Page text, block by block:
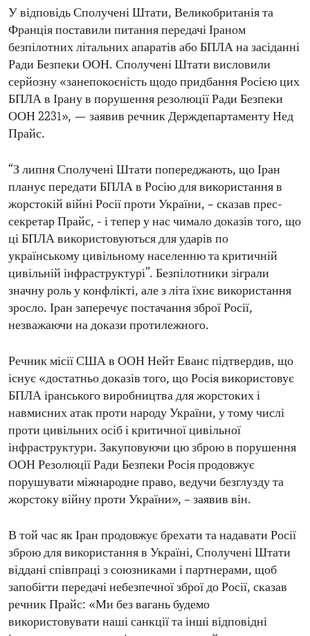
У відповідь Сполучені Штати, Великобританія та
Франція поставили питання передачі Іраном
безпілотних літальних апаратів або БПЛА на засіданні
Ради Безпеки ООН. Сполучені Штати висловили
серйозну «занепокоєність щодо придбання Росією цих
БПЛА в Ірану в порушення резолюції Ради Безпеки
ООН 2231», — заявив речник Держдепартаменту Нед
Прайс.
“З липня Сполучені Штати попереджають, що Іран
планує передати БПЛА в Росію для використання в
жорстокій війні Росії проти України, – сказав прес-
секретар Прайс, - і тепер у нас чимало доказів того, що
ці БПЛА використовуються для ударів по
українському цивільному населенню та критичній
цивільній інфраструктурі”. Безпілотники зіграли
значну роль у конфлікті, але з літа їхнє використання
зросло. Іран заперечує постачання зброї Росії,
незважаючи на докази протилежного.
Речник місії США в ООН Нейт Еванс підтвердив, що
існує «достатньо доказів того, що Росія використовує
БПЛА іранського виробництва для жорстоких і
навмисних атак проти народу України, у тому числі
проти цивільних осіб і критичної цивільної
інфраструктури. Закуповуючи цю зброю в порушення
ООН Резолюції Ради Безпеки Росія продовжує
порушувати міжнародне право, ведучи безглузду та
жорстоку війну проти України», – заявив він.
В той час як Іран продовжує брехати та надавати Росії
зброю для використання в Україні, Сполучені Штати
віддані співпраці з союзниками і партнерами, щоб
запобігти передачі небезпечної зброї до Росії, сказав
речник Прайс: «Ми без вагань будемо
використовувати наші санкції та інші відповідні